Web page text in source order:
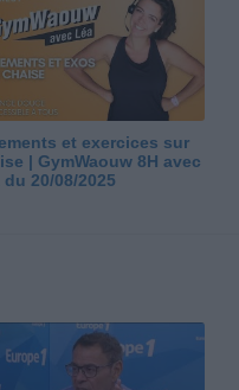
et exercices sur
| GymWaouw 8H avec
du 20/08/2025